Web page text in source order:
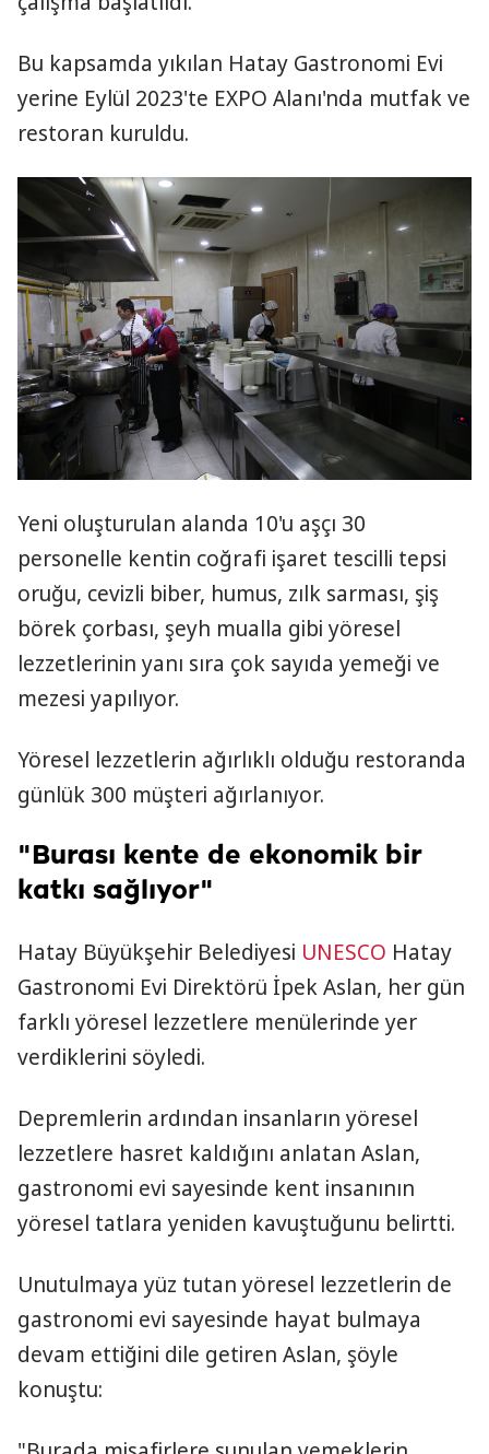
Bu kapsamda yıkılan Hatay Gastronomi Evi
yerine Eylül 2023'te EXPO Alanı'nda mutfak ve
restoran kuruldu.
Yeni oluşturulan alanda 10'u aşçı 30
personelle kentin coğrafi işaret tescilli tepsi
oruğu, cevizli biber, humus, zılk sarması, şiş
börek çorbası, şeyh mualla gibi yöresel
lezzetlerinin yanı sıra çok sayıda yemeği ve
mezesi yapılıyor.
Yöresel lezzetlerin ağırlıklı olduğu restoranda
günlük 300 müşteri ağırlanıyor.
"Burası kente de ekonomik bir
katkı sağlıyor"
Hatay Büyükşehir Belediyesi UNESCO Hatay
Gastronomi Evi Direktörü İpek Aslan, her gün
farklı yöresel lezzetlere menülerinde yer
verdiklerini söyledi.
Depremlerin ardından insanların yöresel
lezzetlere hasret kaldığını anlatan Aslan,
gastronomi evi sayesinde kent insanının
yöresel tatlara yeniden kavuştuğunu belirtti.
Unutulmaya yüz tutan yöresel lezzetlerin de
gastronomi evi sayesinde hayat bulmaya
devam ettiğini dile getiren Aslan, şöyle
konuştu: